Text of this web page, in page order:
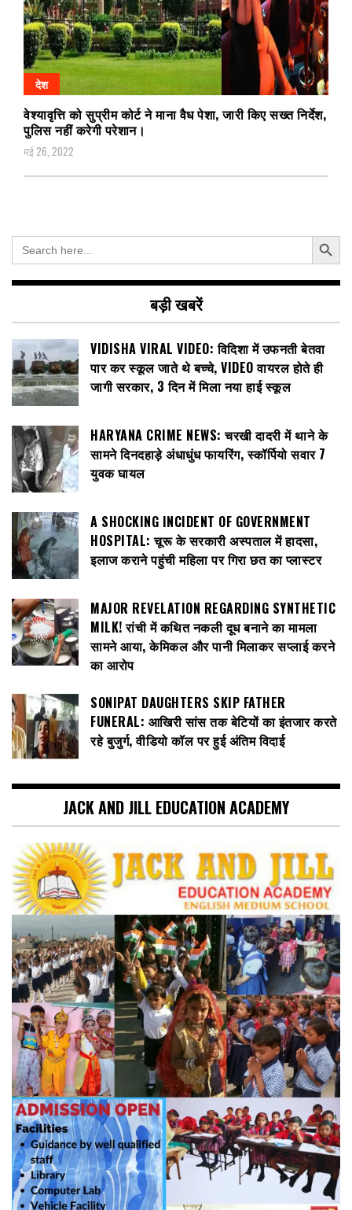
देश
वेश्यावृत्ति को सुप्रीम कोर्ट ने माना वैध पेशा, जारी किए सख्त निर्देश,
पुलिस नहीं करेगी परेशान।
मई 26, 2022
Search
for:
Search Button
बड़ी खबरें
VIDISHA VIRAL VIDEO: विदिशा में उफनती बेतवा
पार कर स्कूल जाते थे बच्चे, VIDEO वायरल होते ही
जागी सरकार, 3 दिन में मिला नया हाई स्कूल
HARYANA CRIME NEWS: चरखी दादरी में थाने के
सामने दिनदहाड़े अंधाधुंध फायरिंग, स्कॉर्पियो सवार 7
युवक घायल
A SHOCKING INCIDENT OF GOVERNMENT
HOSPITAL: चूरू के सरकारी अस्पताल में हादसा,
इलाज कराने पहुंची महिला पर गिरा छत का प्लास्टर
MAJOR REVELATION REGARDING SYNTHETIC
MILK! रांची में कथित नकली दूध बनाने का मामला
सामने आया, केमिकल और पानी मिलाकर सप्लाई करने
का आरोप
SONIPAT DAUGHTERS SKIP FATHER
FUNERAL: आखिरी सांस तक बेटियों का इंतजार करते
रहे बुजुर्ग, वीडियो कॉल पर हुई अंतिम विदाई
JACK AND JILL EDUCATION ACADEMY